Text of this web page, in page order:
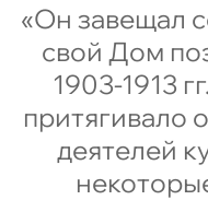
«Он завещал
свой Дом
1903-1913
притягивало
деятелей